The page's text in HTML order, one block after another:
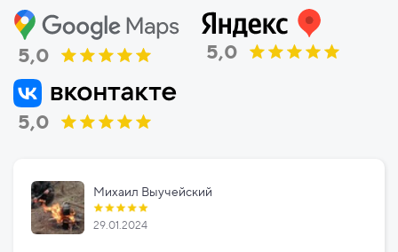
5,0 5,0
5,0
Михаил Выучейский
29.01.2024